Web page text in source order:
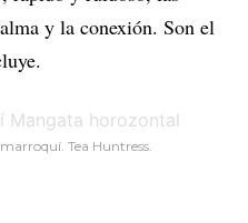
y la conexión. Son el
Tea Huntress.